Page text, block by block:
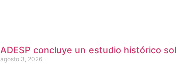
ADESP concluye un estudio histórico
agosto 3, 2026